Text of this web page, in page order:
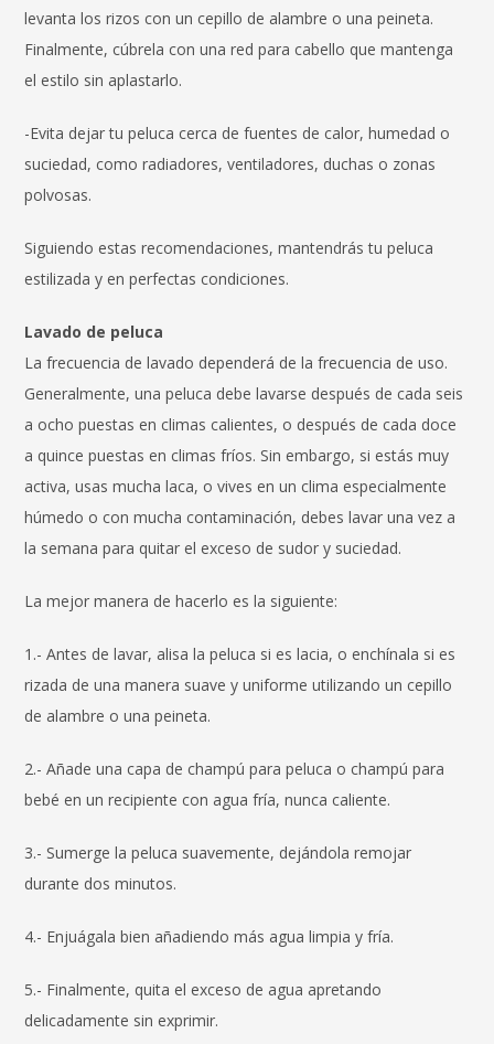
levanta los rizos con un cepillo de alambre o una peineta.
Finalmente, cúbrela con una red para cabello que mantenga
el estilo sin aplastarlo.
-Evita dejar tu peluca cerca de fuentes de calor, humedad o
suciedad, como radiadores, ventiladores, duchas o zonas
polvosas.
Siguiendo estas recomendaciones, mantendrás tu peluca
estilizada y en perfectas condiciones.
Lavado de peluca
La frecuencia de lavado dependerá de la frecuencia de uso.
Generalmente, una peluca debe lavarse después de cada seis
a ocho puestas en climas calientes, o después de cada doce
a quince puestas en climas fríos. Sin embargo, si estás muy
activa, usas mucha laca, o vives en un clima especialmente
húmedo o con mucha contaminación, debes lavar una vez a
la semana para quitar el exceso de sudor y suciedad.
La mejor manera de hacerlo es la siguiente:
1.- Antes de lavar, alisa la peluca si es lacia, o enchínala si es
rizada de una manera suave y uniforme utilizando un cepillo
de alambre o una peineta.
2.- Añade una capa de champú para peluca o champú para
bebé en un recipiente con agua fría, nunca caliente.
3.- Sumerge la peluca suavemente, dejándola remojar
durante dos minutos.
4.- Enjuágala bien añadiendo más agua limpia y fría.
5.- Finalmente, quita el exceso de agua apretando
delicadamente sin exprimir.